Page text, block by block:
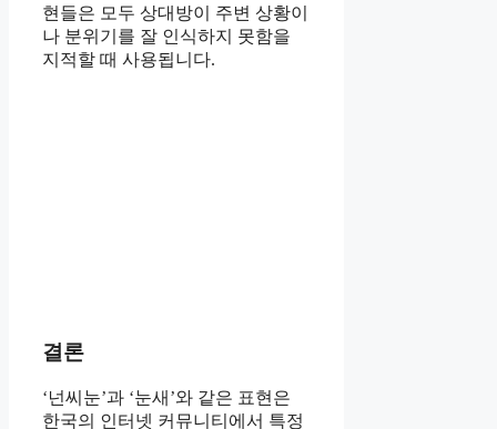
현들은 모두 상대방이 주변 상황이
나 분위기를 잘 인식하지 못함을
지적할 때 사용됩니다.
결론
‘넌씨눈’과 ‘눈새’와 같은 표현은
한국의 인터넷 커뮤니티에서 특정